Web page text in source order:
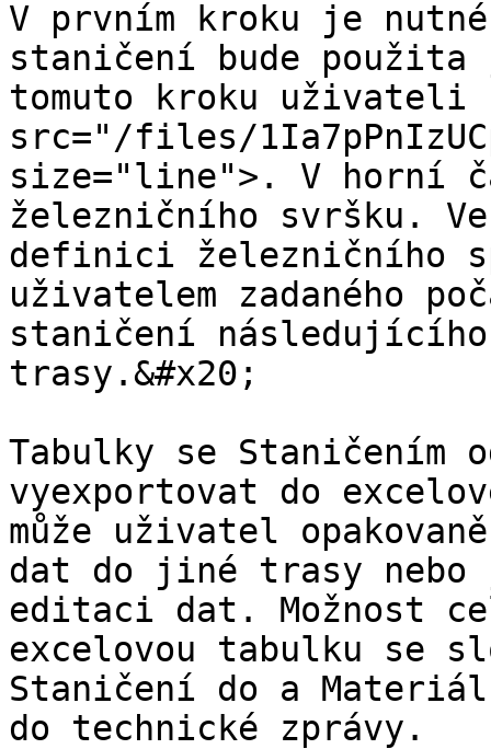
V prvním kroku je
staničení bude
tomuto kroku uživateli
src="/files/
size="line">. V horní
železničního svršku.
definici železničního
uživatelem zadaného
staničení následujícího
trasy.&#x20;
Tabulky se Staničením
vyexportovat do
může uživatel
dat do jiné trasy
editaci dat. Možnost
excelovou tabulku se
Staničení do a
do technické zprávy.